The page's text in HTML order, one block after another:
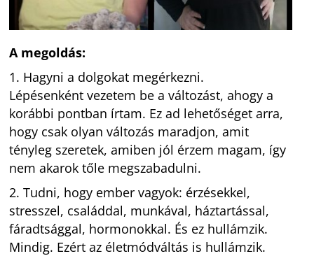
A megoldás:
1. Hagyni a dolgokat megérkezni.
Lépésenként vezetem be a változást, ahogy a
korábbi pontban írtam. Ez ad lehetőséget arra,
hogy csak olyan változás maradjon, amit
tényleg szeretek, amiben jól érzem magam, így
nem akarok tőle megszabadulni.
2. Tudni, hogy ember vagyok: érzésekkel,
stresszel, családdal, munkával, háztartással,
fáradtsággal, hormonokkal. És ez hullámzik.
Mindig. Ezért az életmódváltás is hullámzik.